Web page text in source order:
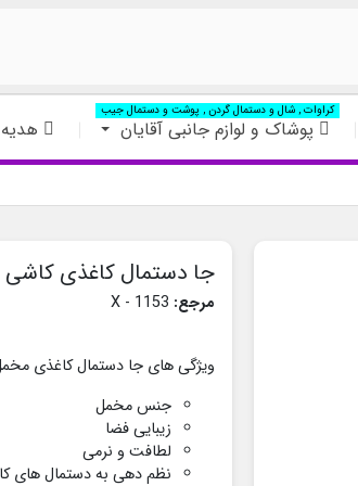
پوشاک و لوازم جانبی آقایان
کراوات , شال و دستمال گردن , پوشت و دستمال جیب
جا دستمال کاغذی
مرجع:
ویژگی های جا دستمال کاغذی مخمل
جنس مخمل
زیبایی فضا
لطافت و نرمی
نظم دهی به دستمال های